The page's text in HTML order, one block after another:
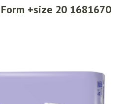
+size 20 1681670